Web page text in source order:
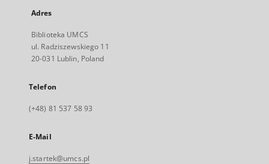
Adres
Biblioteka UMCS
ul. Radziszewskiego 11
20-031 Lublin, Poland
Telefon
(+48) 81 537 58 93
E-Mail
j.startek@umcs.pl